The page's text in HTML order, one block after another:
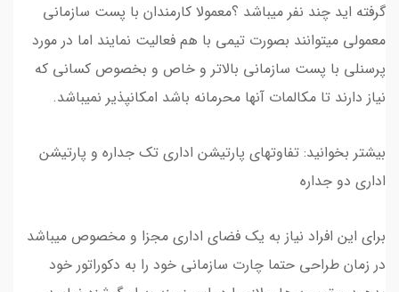
گرفته اید چند نفر میباشد ؟معمولا کارمندان با پست سازمانی
معمولی میتوانند بصورت تیمی با هم فعالیت نمایند اما در مورد
پرسنلی با پست سازمانی بالاتر و خاص و بخصوص کسانی که
نیاز دارند تا مکالمات آنها محرمانه باشد امکانپذیر نمیباشد.
بیشتر بخوانید: تفاوتهای پارتیشن اداری تک جداره و پارتیشن
اداری دو جداره
برای این افراد نیاز به یک فضای اداری مجزا و مخصوص میباشد
در زمان طراحی حتما چارت سازمانی خود را به دکوراتور خود